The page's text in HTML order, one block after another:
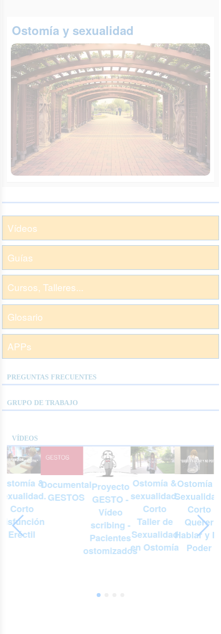
Ostomía y sexualidad
Vídeos
Guías
Cursos, Talleres...
Glosario
APPs
PREGUNTAS FRECUENTES
GRUPO DE TRABAJO
VÍDEOS
Ostomía &
Corto
Eréctil
Documental
GESTOS
Proyecto
GESTO -
Vídeo
scribing -
Pacientes
ostomizados
Ostomía &
sexualidad.
Corto
Taller de
Sexualidad
en Ostomía
Ostomía &
Corto
Querer
Hablar y
Poder